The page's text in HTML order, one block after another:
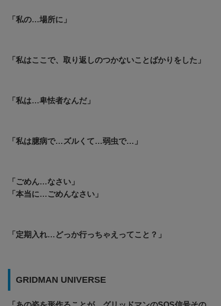
「私の…場所に」
「私はここで、取り返しのつかないことばかりをした」
「私は…卑怯者なんだ」
「私は臆病で…ズルくて…弱虫で…」
「ごめん…なさい」
「本当に…ごめんなさい」
「定期入れ…どっか行っちゃえってこと？」
GRIDMAN UNIVERSE